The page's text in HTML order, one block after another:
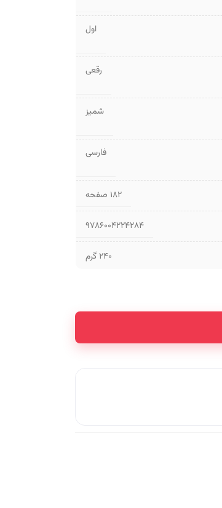
اول
رقعی
شمیز
فارسی
۱۸۲ صفحه
9786004224284
240 گرم